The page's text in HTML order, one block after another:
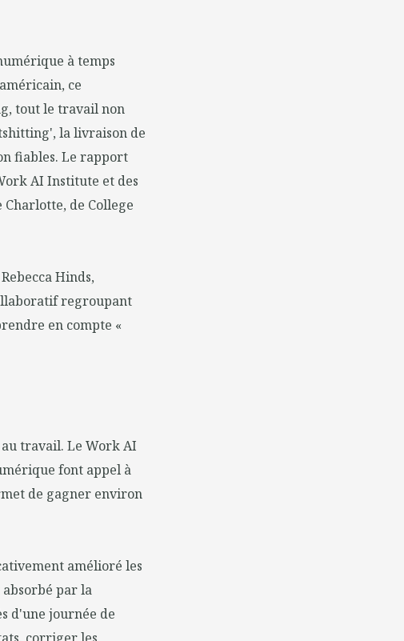
à temps
ce
tout le travail non
la livraison de
fiables. Le rapport
AI Institute et des
de College
Hinds,
regroupant
en compte «
travail. Le Work AI
font appel à
de gagner environ
amélioré les
par la
d'une journée de